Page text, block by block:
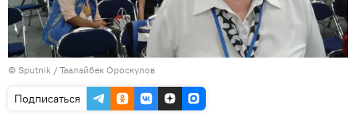
© Sputnik / Таалайбек Ороскулов
Подписаться